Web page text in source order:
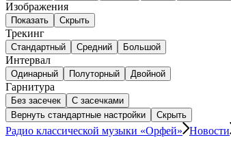
Изображения
Показать Скрыть
Трекинг
Стандартный Средний Большой
Интервал
Одинарный Полуторный Двойной
Гарнитура
Без засечек
С засечками
Вернуть стандартные настройки
Скрыть
Радио классической музыки «Орфей» Новости